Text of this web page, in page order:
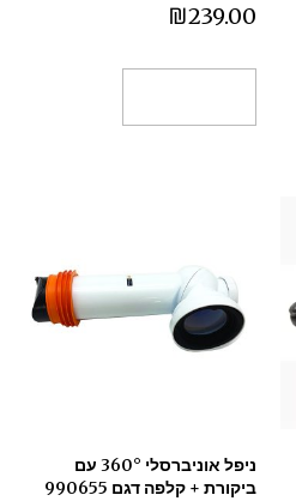
₪239.00
ניפל אוניברסלי 360° עם
ביקורת + קלפה דגם 990655